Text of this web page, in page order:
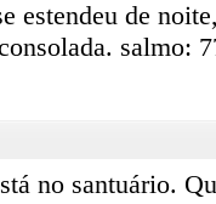
estendeu de
salmo:
no santuário.